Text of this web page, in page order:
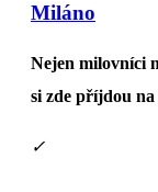
Miláno
Nejen milovníci
si zde příjdou na
✓